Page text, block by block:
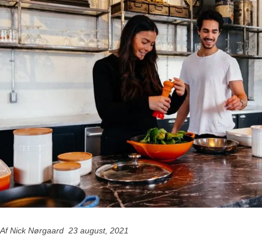
Af Nick Nørgaard 23 august, 2021